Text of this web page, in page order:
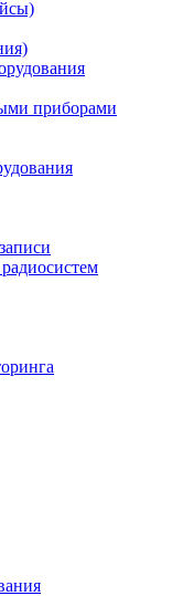
приборами